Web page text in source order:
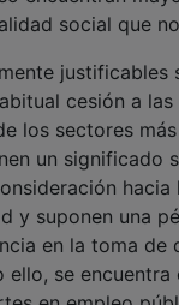
social que
cesión a las
los sectores
un significado
hacia
y suponen una
en la toma de
se encuentra
en empleo